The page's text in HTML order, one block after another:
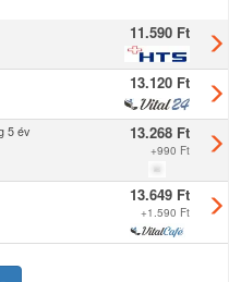
11.590 Ft
13.120 Ft
5 év
13.268 Ft
+990 Ft
13.649 Ft
+1.590 Ft